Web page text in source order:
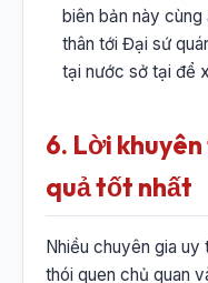
biên bản này
thân tới Đại sứ
tại nước sở tại để
6. Lời
quả tốt nhất
Nhiều chuyên gia uy
thói quen chủ quan